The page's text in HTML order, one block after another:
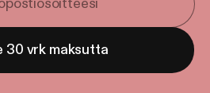
30 vrk maksutta